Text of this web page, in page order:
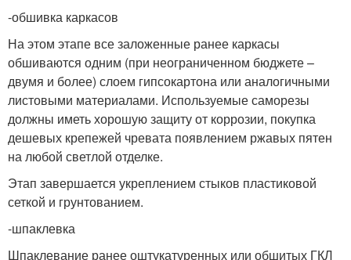
-обшивка каркасов
На этом этапе все заложенные ранее каркасы
обшиваются одним (при неограниченном бюджете –
двумя и более) слоем гипсокартона или аналогичными
листовыми материалами. Используемые саморезы
должны иметь хорошую защиту от коррозии, покупка
дешевых крепежей чревата появлением ржавых пятен
на любой светлой отделке.
Этап завершается укреплением стыков пластиковой
сеткой и грунтованием.
-шпаклевка
Шпаклевание ранее оштукатуренных или обшитых ГКЛ